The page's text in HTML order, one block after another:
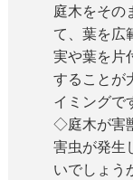
庭木をその
て、葉を広
実や葉を片
することが
イミングで
◇庭木が害
害虫が発生
いでしょう